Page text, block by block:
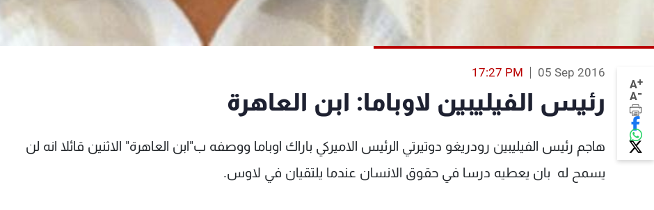
A+
A-
05 Sep 2016
17:27 PM
رئيس الفيليبين لاوباما: ابن العاهرة
هاجم رئيس الفيليبين رودريغو دوتيرتي الرئيس الاميركي باراك اوباما ووصفه ب"ابن العاهرة" الاثنين قائلا انه لن
يسمح له بان يعطيه درسا في حقوق الانسان عندما يلتقيان في لاوس.